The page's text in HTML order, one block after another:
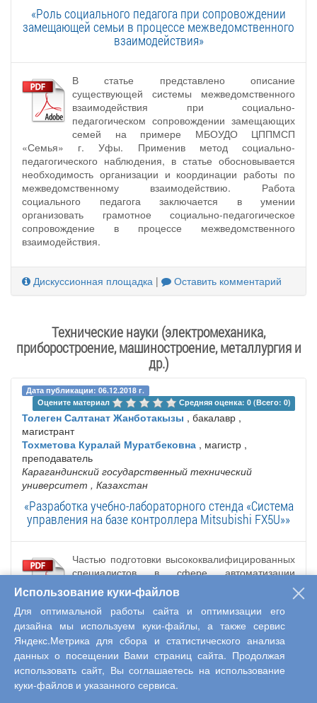
«Роль социального педагога при сопровождении
замещающей семьи в процессе межведомственного
взаимодействия»
В статье представлено описание
существующей системы межведомственного
взаимодействия при социально-
педагогическом сопровождении замещающих
семей на примере МБОУДО ЦППМСП
«Семья» г. Уфы. Применив метод социально-
педагогического наблюдения, в статье обосновывается
необходимость организации и координации работы по
межведомственному взаимодействию. Работа
социального педагога заключается в умении
организовать грамотное социально-педагогическое
сопровождение в процессе межведомственного
взаимодействия.
Дискуссионная площадка | Оставить комментарий
Технические науки (электромеханика,
приборостроение, машиностроение, металлургия и
др.)
Дата публикации: 06.12.2018 г.
Оцените материал
Средняя оценка: 0 (Всего: 0)
Толеген Салтанат Жанботакызы , бакалавр ,
магистрант
Тохметова Куралай Муратбековна , магистр ,
преподаватель
Карагандинский государственный технический
университет , Казахстан
«Разработка учебно-лабораторного стенда «Система
управления на базе контроллера Mitsubishi FХ5U»»
Частью подготовки высококвалифицированных
специалистов в сфере автоматизации
является использование учебно-лабораторных
стендов в учебном процессе бакалавров
специальности 5В070200 «Автоматизация и
управление». На кафедре «Автоматизации
производственных процессов» (АПП) КарГТУ широко
используются лабораторные комплексы на базе
оборудования мировых компаний. Определяются цели и
задачи разработки нового учебно-лабораторного стенда.
Производятся исследования выбранного
Использование куки-файлов
Для оптимальной работы сайта и оптимизации его
дизайна мы используем куки-файлы, а также сервис
Яндекс.Метрика для сбора и статистического анализа
данных о посещении Вами страниц сайта. Продолжая
использовать сайт, Вы соглашаетесь на использование
куки-файлов и указанного сервиса.